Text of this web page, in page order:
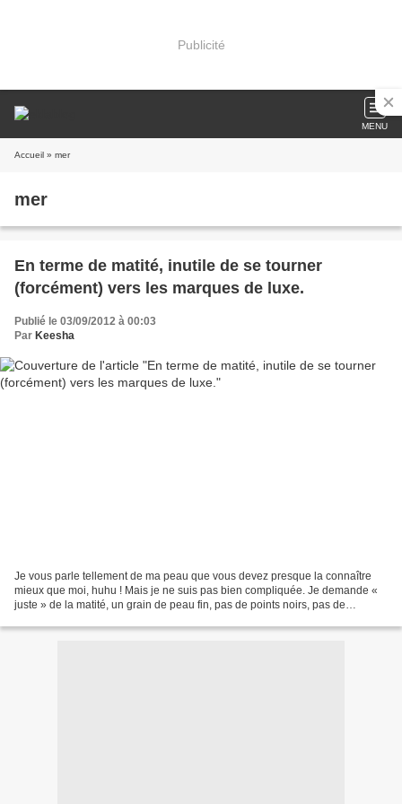
Publicité
MENU
Accueil » mer
mer
En terme de matité, inutile de se tourner
(forcément) vers les marques de luxe.
Publié le 03/09/2012 à 00:03
Par Keesha
Je vous parle tellement de ma peau que vous devez presque la connaître
mieux que moi, huhu ! Mais je ne suis pas bien compliquée. Je demande «
juste » de la matité, un grain de peau fin, pas de points noirs, pas de